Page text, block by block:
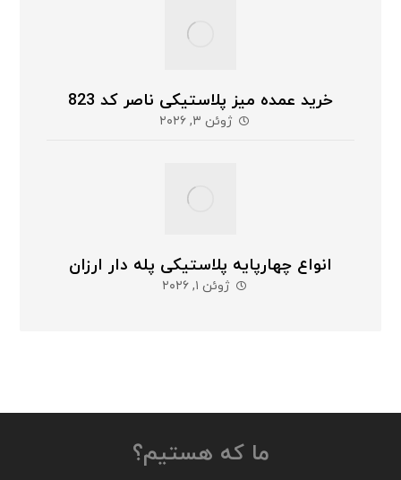
خرید عمده میز پلاستیکی ناصر کد 823
ژوئن ۳, ۲۰۲۶
انواع چهارپایه پلاستیکی پله دار ارزان
ژوئن ۱, ۲۰۲۶
ما که هستیم؟